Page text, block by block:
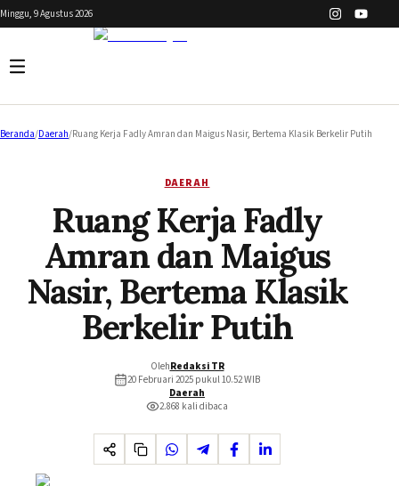
Minggu, 9 Agustus 2026
Beranda/Daerah/Ruang Kerja Fadly Amran dan Maigus Nasir, Bertema Klasik Berkelir Putih
DAERAH
Ruang Kerja Fadly
Amran dan Maigus
Nasir, Bertema Klasik
Berkelir Putih
OlehRedaksi TR
20 Februari 2025 pukul 10.52WIB
Daerah
2.868 kali dibaca